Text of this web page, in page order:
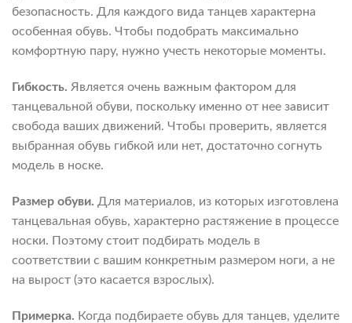
безопасность. Для каждого вида танцев характерна
особенная обувь. Чтобы подобрать максимально
комфортную пару, нужно учесть некоторые моменты.
Гибкость. Является очень важным фактором для
танцевальной обуви, поскольку именно от нее зависит
свобода ваших движений. Чтобы проверить, является
выбранная обувь гибкой или нет, достаточно согнуть
модель в носке.
Размер обуви. Для материалов, из которых изготовлена
танцевальная обувь, характерно растяжение в процессе
носки. Поэтому стоит подбирать модель в
соответствии с вашим конкретным размером ноги, а не
на вырост (это касается взрослых).
Примерка. Когда подбираете обувь для танцев, уделите